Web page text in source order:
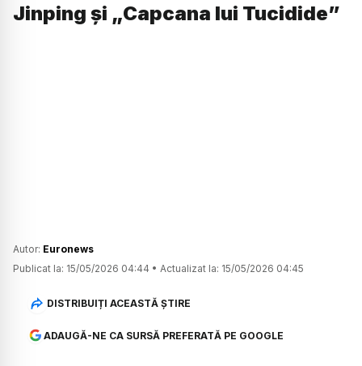
Jinping și „Capcana lui Tucidide”
Autor: Euronews
Publicat la: 15/05/2026 04:44 • Actualizat la: 15/05/2026 04:45
DISTRIBUIȚI ACEASTĂ ȘTIRE
ADAUGĂ-NE CA SURSĂ PREFERATĂ PE GOOGLE